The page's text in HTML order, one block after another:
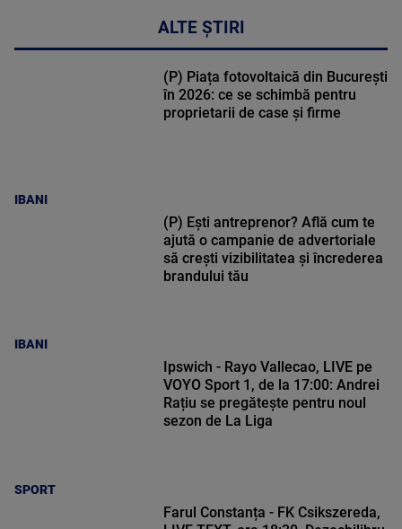
ALTE ȘTIRI
IBANI
(P) Piața fotovoltaică din București
în 2026: ce se schimbă pentru
proprietarii de case și firme
IBANI
(P) Ești antreprenor? Află cum te
ajută o campanie de advertoriale
să crești vizibilitatea și încrederea
brandului tău
SPORT
Ipswich - Rayo Vallecao, LIVE pe
VOYO Sport 1, de la 17:00: Andrei
Rațiu se pregătește pentru noul
sezon de La Liga
Farul Constanța - FK Csikszereda,